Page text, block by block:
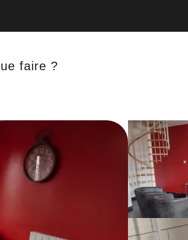
faire ?